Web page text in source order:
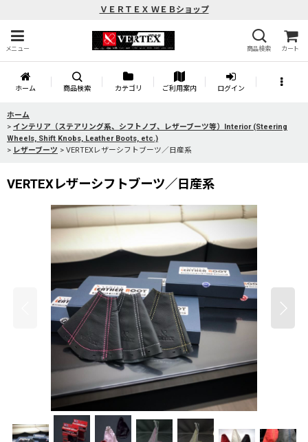
ＶＥＲＴＥＸ ＷＥＢショップ
メニュー 商品検索 カート
ホーム 商品検索 カテゴリ ご利用案内 ログイン
ホーム
> インテリア（ステアリング系、シフトノブ、レザーブーツ等）Interior (Steering
Wheels, Shift Knobs, Leather Boots, etc.)
> レザーブーツ > VERTEXレザーシフトブーツ／日産系
VERTEXレザーシフトブーツ／日産系